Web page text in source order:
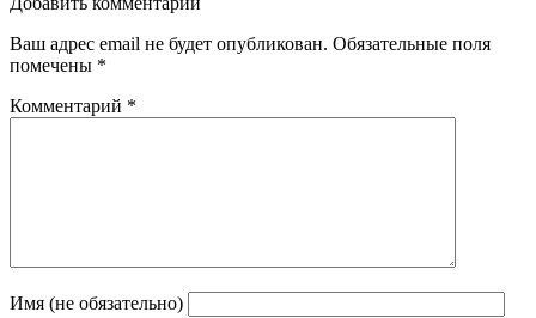
Ваш адрес email не будет опубликован. Обязательные поля
помечены *
Комментарий *
Имя (не обязательно)